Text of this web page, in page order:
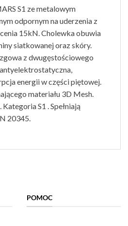
S1 ze metalowym
odpornym na uderzenia z
15kN. Cholewka obuwia
siatkowanej oraz skóry.
z dwugęstościowego
energii w części piętowej.
materiału 3D Mesh.
S1 . Spełniają
20345.
POMOC